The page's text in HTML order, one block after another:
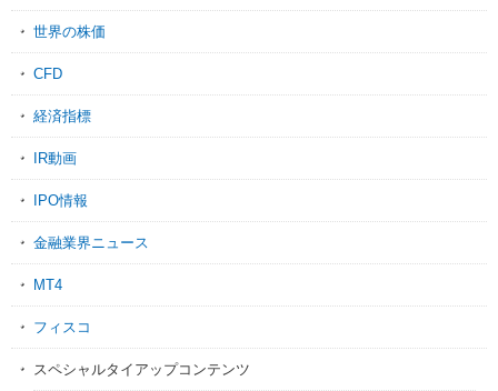
世界の株価
CFD
経済指標
IR動画
IPO情報
金融業界ニュース
MT4
フィスコ
スペシャルタイアップコンテンツ